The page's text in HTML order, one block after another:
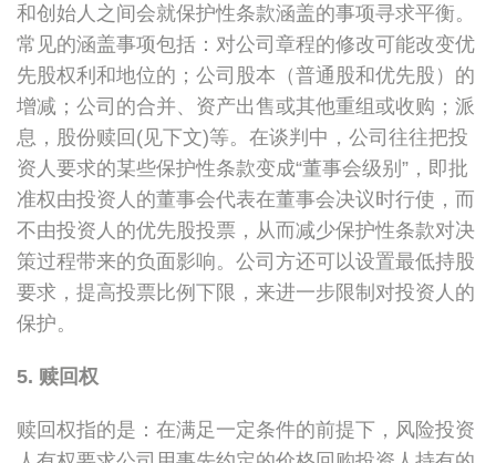
和创始人之间会就保护性条款涵盖的事项寻求平衡。
常见的涵盖事项包括：对公司章程的修改可能改变优
先股权利和地位的；公司股本（普通股和优先股）的
增减；公司的合并、资产出售或其他重组或收购；派
息，股份赎回(见下文)等。在谈判中，公司往往把投
资人要求的某些保护性条款变成“董事会级别”，即批
准权由投资人的董事会代表在董事会决议时行使，而
不由投资人的优先股投票，从而减少保护性条款对决
策过程带来的负面影响。公司方还可以设置最低持股
要求，提高投票比例下限，来进一步限制对投资人的
保护。
5. 赎回权
赎回权指的是：在满足一定条件的前提下，风险投资